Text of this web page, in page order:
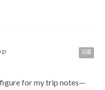
回覆
figure for my trip notes—